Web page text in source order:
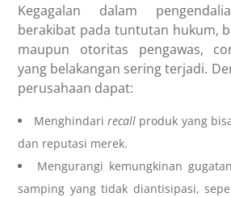
Kegagalan dalam
berakibat pada tuntutan hukum,
maupun otoritas pengawas,
yang belakangan sering terjadi.
perusahaan dapat:
Menghindarirecall produk yang
dan reputasi merek.
Mengurangi kemungkinan
samping yang tidak diantisipasi,